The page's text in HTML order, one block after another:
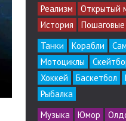
Реализм
Открытый
История
Пошаговые
Танки
Корабли
Мотоциклы
Хоккей
Баскетбол
Рыбалка
Музыка
Юмор